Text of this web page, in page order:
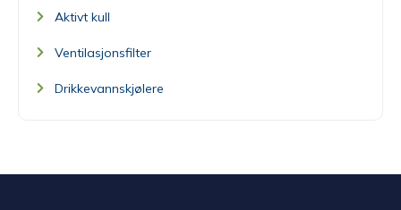
Aktivt kull
Ventilasjonsfilter
Drikkevannskjølere